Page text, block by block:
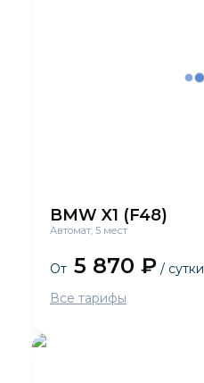
BMW X1 (F48)
Автомат, 5 мест
От 5 870 ₽ / сутки
Все тарифы